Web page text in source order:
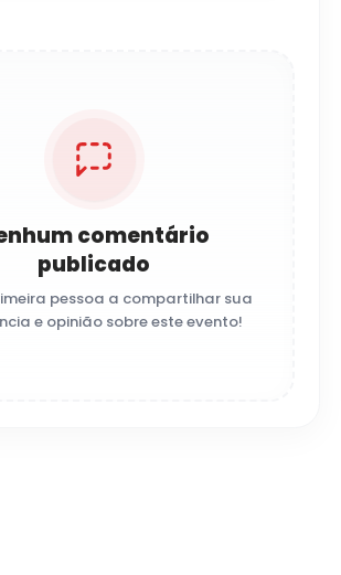
comentário
publicado
pessoa a compartilhar sua
e opinião sobre este evento!